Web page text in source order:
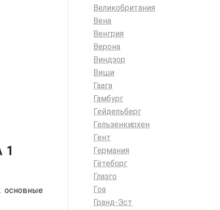
основные
Великобритания
Вена
Венгрия
Верона
Виндзор
Виши
Гаага
Гамбург
Гейдельберг
Гельзенкирхен
Гент
Германия
Гётеборг
Глазго
Гоа
Гранд-Эст